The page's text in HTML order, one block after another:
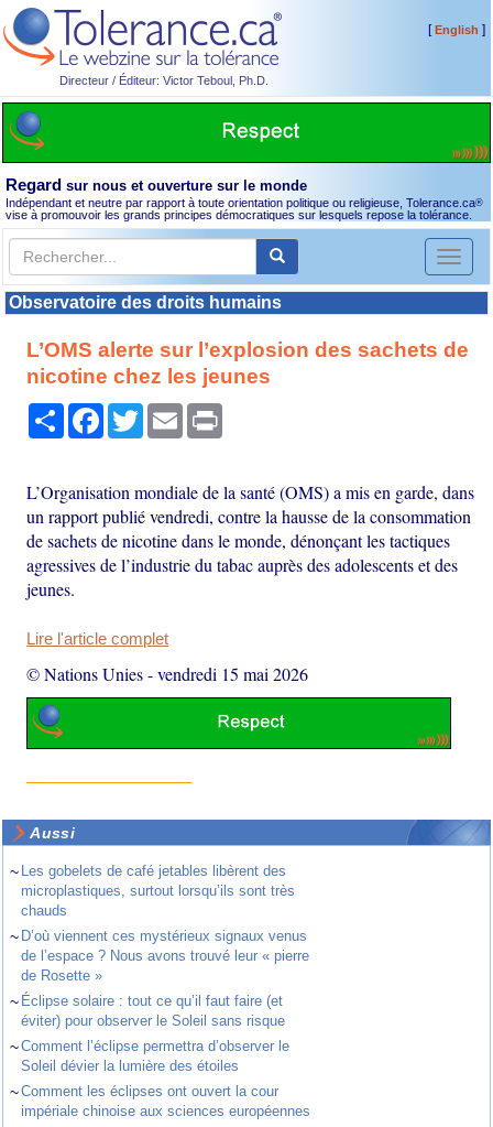
Directeur / Éditeur: Victor Teboul, Ph.D.
[English ]
Regard sur nous et ouverture sur le monde
Indépendant et neutre par rapport à toute orientation politique ou religieuse, Tolerance.ca®
vise à promouvoir les grands principes démocratiques sur lesquels repose la tolérance.
Toggle
Observatoire des droits humains
L’OMS alerte sur l’explosion des sachets de
nicotine chez les jeunes
PartagerFacebook
TwitterEmail
L’Organisation mondiale de la santé (OMS) a mis en garde, dans
un rapport publié vendredi, contre la hausse de la consommation
de sachets de nicotine dans le monde, dénonçant les tactiques
agressives de l’industrie du tabac auprès des adolescents et des
jeunes.
Lire l'article complet
© Nations Unies-vendredi 15 mai 2026
Aussi
~ Les gobelets de café jetables libèrent des
microplastiques, surtout lorsqu’ils sont très
chauds
~ D’où viennent ces mystérieux signaux venus
de l’espace ? Nous avons trouvé leur « pierre
de Rosette »
~ Éclipse solaire : tout ce qu’il faut faire (et
éviter) pour observer le Soleil sans risque
~Comment l’éclipse permettra d’observer le
Soleil dévier la lumière des étoiles
~Comment les éclipses ont ouvert la cour
impériale chinoise aux sciences européennes